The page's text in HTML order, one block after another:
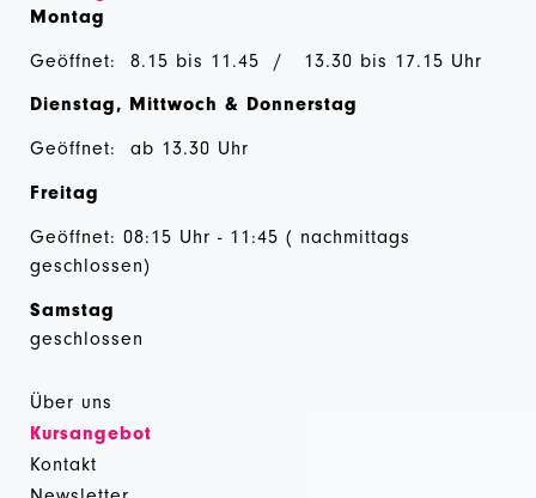
Montag
Geöffnet: 8.15 bis 11.45 / 13.30 bis 17.15 Uhr
Dienstag, Mittwoch & Donnerstag
Geöffnet: ab 13.30 Uhr
Freitag
Geöffnet: 08:15 Uhr - 11:45 ( nachmittags
geschlossen)
Samstag
geschlossen
Über uns
Kursangebot
Kontakt